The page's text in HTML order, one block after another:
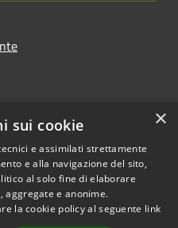
Copyright © 2026 • Comune di
Gravina di Catania • Powered
×
sui cookie
e assimilati strettamente
e alla navigazione del sito,
al solo fine di elaborare
aggregate e anonime.
la cookie policy al seguente link